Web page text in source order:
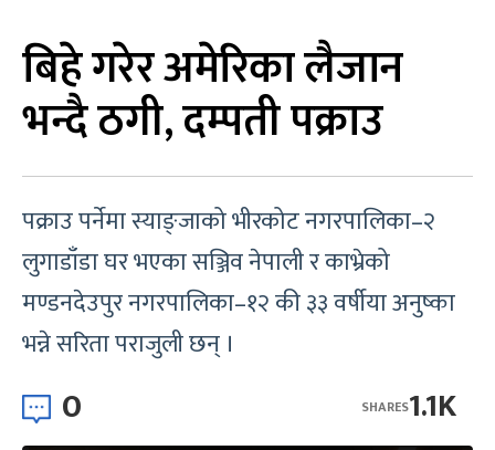
बिहे गरेर अमेरिका लैजान
भन्दै ठगी, दम्पती पक्राउ
पक्राउ पर्नेमा स्याङ्जाको भीरकोट नगरपालिका–२
लुगाडाँडा घर भएका सञ्जिव नेपाली र काभ्रेको
मण्डनदेउपुर नगरपालिका–१२ की ३३ वर्षीया अनुष्का
भन्ने सरिता पराजुली छन् ।
0 1.1K
SHARES